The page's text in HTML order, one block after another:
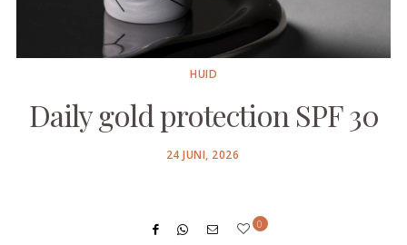
HUID
Daily gold protection SPF 30
POSTED
24 JUNI, 2026
0